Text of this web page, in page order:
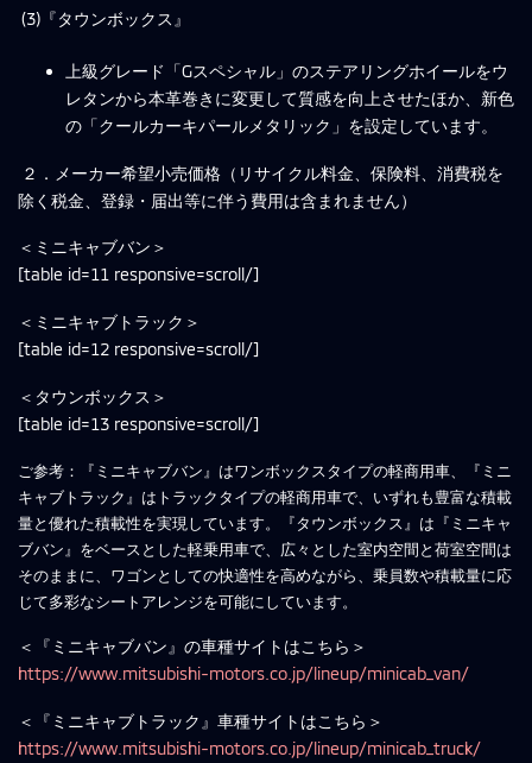
(3)『タウンボックス』
上級グレード「Gスペシャル」のステアリングホイールをウ
レタンから本革巻きに変更して質感を向上させたほか、新色
の「クールカーキパールメタリック」を設定しています。
２．メーカー希望小売価格（リサイクル料金、保険料、消費税を
除く税金、登録・届出等に伴う費用は含まれません）
＜ミニキャブバン＞
[table id=11 responsive=scroll/]
＜ミニキャブトラック＞
[table id=12 responsive=scroll/]
＜タウンボックス＞
[table id=13 responsive=scroll/]
ご参考：『ミニキャブバン』はワンボックスタイプの軽商用車、『ミニ
キャブトラック』はトラックタイプの軽商用車で、いずれも豊富な積載
量と優れた積載性を実現しています。『タウンボックス』は『ミニキャ
ブバン』をベースとした軽乗用車で、広々とした室内空間と荷室空間は
そのままに、ワゴンとしての快適性を高めながら、乗員数や積載量に応
じて多彩なシートアレンジを可能にしています。
＜『ミニキャブバン』の車種サイトはこちら＞
https://www.mitsubishi-motors.co.jp/lineup/minicab_van/
＜『ミニキャブトラック』車種サイトはこちら＞
https://www.mitsubishi-motors.co.jp/lineup/minicab_truck/